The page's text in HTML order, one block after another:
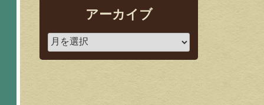
アーカイブ